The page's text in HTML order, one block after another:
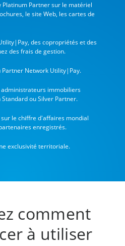
Partner sur le matériel
le site Web, les cartes de
des copropriétés et des
des frais de gestion.
Partner Network Utility|Pay.
immobiliers
ou Silver Partner.
sur le chiffre d'affaires mondial
enregistrés.
exclusivité territoriale.
comment
à utiliser